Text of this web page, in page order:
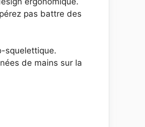
pas battre des
squelettique.
de mains sur la